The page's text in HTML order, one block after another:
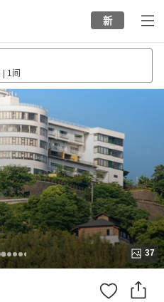
新
1间
37